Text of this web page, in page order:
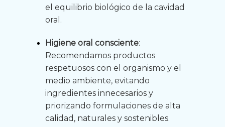
el equilibrio biológico de la cavidad
oral.
Higiene oral consciente:
Recomendamos productos
respetuosos con el organismo y el
medio ambiente, evitando
ingredientes innecesarios y
priorizando formulaciones de alta
calidad, naturales y sostenibles.